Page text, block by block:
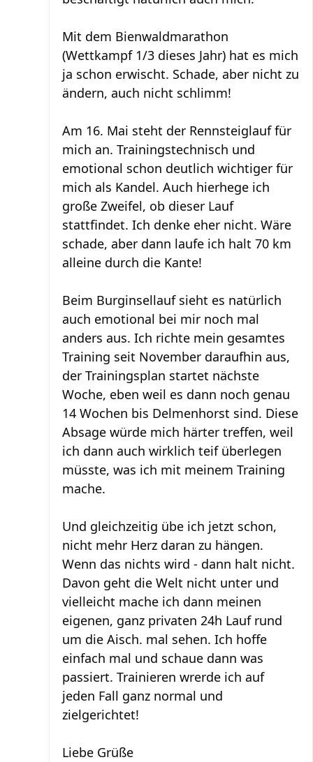
Mit dem Bienwaldmarathon
(Wettkampf 1/3 dieses Jahr) hat es mich
ja schon erwischt. Schade, aber nicht zu
ändern, auch nicht schlimm!
Am 16. Mai steht der Rennsteiglauf für
mich an. Trainingstechnisch und
emotional schon deutlich wichtiger für
mich als Kandel. Auch hierhege ich
große Zweifel, ob dieser Lauf
stattfindet. Ich denke eher nicht. Wäre
schade, aber dann laufe ich halt 70 km
alleine durch die Kante!
Beim Burginsellauf sieht es natürlich
auch emotional bei mir noch mal
anders aus. Ich richte mein gesamtes
Training seit November daraufhin aus,
der Trainingsplan startet nächste
Woche, eben weil es dann noch genau
14 Wochen bis Delmenhorst sind. Diese
Absage würde mich härter treffen, weil
ich dann auch wirklich teif überlegen
müsste, was ich mit meinem Training
mache.
Und gleichzeitig übe ich jetzt schon,
nicht mehr Herz daran zu hängen.
Wenn das nichts wird - dann halt nicht.
Davon geht die Welt nicht unter und
vielleicht mache ich dann meinen
eigenen, ganz privaten 24h Lauf rund
um die Aisch. mal sehen. Ich hoffe
einfach mal und schaue dann was
passiert. Trainieren wrerde ich auf
jeden Fall ganz normal und
zielgerichtet!
Liebe Grüße